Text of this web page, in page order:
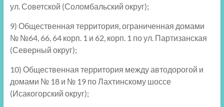
ул. Советской (Соломбальский округ);
9) Общественная территория, ограниченная домами
№ №64, 66, 64 корп. 1 и 62, корп. 1 по ул. Партизанская
(Северный округ);
10) Общественная территория между автодорогой и
домами № 18 и № 19 по Лахтинскому шоссе
(Исакогорский округ);